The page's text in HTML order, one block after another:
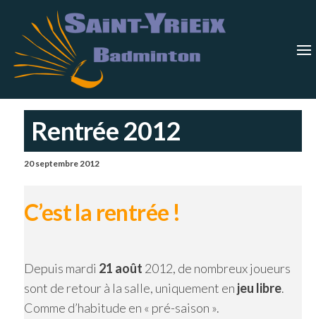
the
content
Rentrée 2012
20 septembre 2012
C’est la rentrée !
Depuis mardi 21 août 2012, de nombreux joueurs
sont de retour à la salle, uniquement en jeu libre.
Comme d’habitude en « pré-saison ».